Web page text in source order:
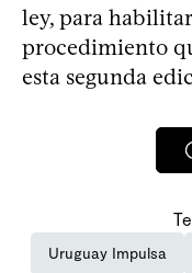
ley, para
procedimiento
esta segunda
Uruguay Impulsa